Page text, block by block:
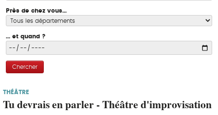
Près de chez vous...
... et quand ?
Chercher
THÉÂTRE
Tu devrais en parler - Théâtre d'improvisation